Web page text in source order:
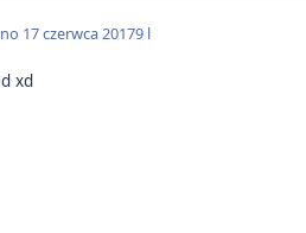
17 czerwca 20179 l
xd